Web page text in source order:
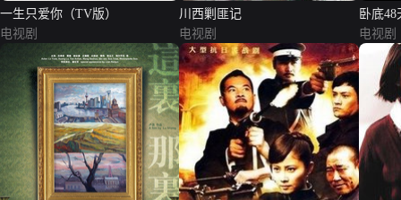
一生只爱你（TV版）
电视剧
川西剿匪记
电视剧
卧底48
电视剧